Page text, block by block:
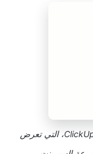
تتبع إنتاجية فريقك باستخدام لوحات معلومات ClickUp، التي تعرض